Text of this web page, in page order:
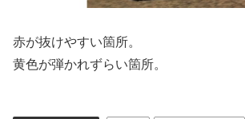
赤が抜けやすい箇所。
黄色が弾かれずらい箇所。